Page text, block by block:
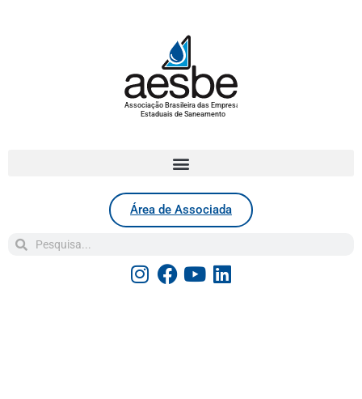
Associação Brasileira das Empresas
Estaduais de Saneamento
Área de Associada